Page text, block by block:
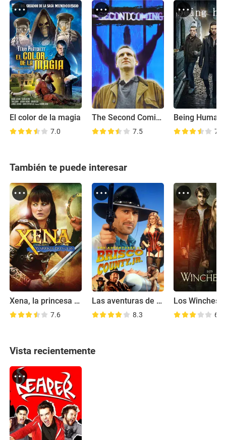
El color de la magia
7.0
The Second Coming
7.5
Being Human
7.8
También te puede interesar
Xena, la princesa guerrera
7.6
Las aventuras de Brisco County
8.3
Los
6.2
Vista recientemente